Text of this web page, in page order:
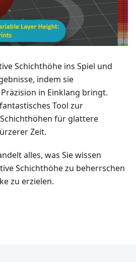
Schichthöhe ins Spiel und
indem sie
in Einklang bringt.
Tool zur
für glattere
Zeit.
alles, was Sie wissen
Schichthöhe zu beherrschen
zu erzielen.